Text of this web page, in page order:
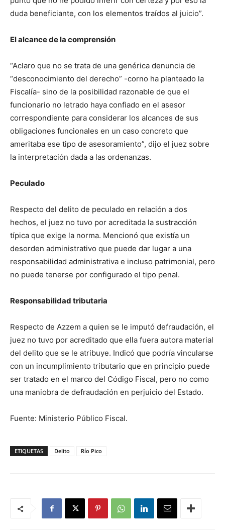
duda beneficiante, con los elementos traídos al juicio”.
El alcance de la comprensión
“Aclaro que no se trata de una genérica denuncia de
“desconocimiento del derecho” -corno ha planteado la
Fiscalía- sino de la posibilidad razonable de que el
funcionario no letrado haya confiado en el asesor
correspondiente para considerar los alcances de sus
obligaciones funcionales en un caso concreto que
ameritaba ese tipo de asesoramiento”, dijo el juez sobre
la interpretación dada a las ordenanzas.
Peculado
Respecto del delito de peculado en relación a dos
hechos, el juez no tuvo por acreditada la sustracción
típica que exige la norma. Mencionó que existía un
desorden administrativo que puede dar lugar a una
responsabilidad administrativa e incluso patrimonial, pero
no puede tenerse por configurado el tipo penal.
Responsabilidad tributaria
Respecto de Azzem a quien se le imputó defraudación, el
juez no tuvo por acreditado que ella fuera autora material
del delito que se le atribuye. Indicó que podría vincularse
con un incumplimiento tributario que en principio puede
ser tratado en el marco del Código Fiscal, pero no como
una maniobra de defraudación en perjuicio del Estado.
Fuente: Ministerio Público Fiscal.
ETIQUETAS Delito Río Pico